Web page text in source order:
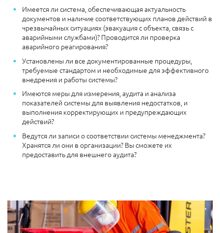
Имеется ли система, обеспечивающая актуальность
документов и наличие соответствующих планов действий в
чрезвычайных ситуациях (эвакуация с объекта, связь с
аварийными службами)? Проводится ли проверка
аварийного реагирования?
Установлены ли все документированные процедуры,
требуемые стандартом и необходимые для эффективного
внедрения и работы системы?
Имеются меры для измерения, аудита и анализа
показателей системы для выявления недостатков, и
выполнения корректирующих и предупреждающих
действий?
Ведутся ли записи о соответствии системы менеджмента?
Хранятся ли они в организации? Вы сможете их
предоставить для внешнего аудита?